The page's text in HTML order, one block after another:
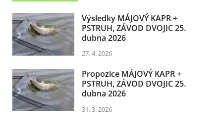
Výsledky MÁJOVÝ KAPR +
PSTRUH, ZÁVOD DVOJIC 25.
dubna 2026
27. 4. 2026
Propozice MÁJOVÝ KAPR +
PSTRUH, ZÁVOD DVOJIC 25.
dubna 2026
31. 3. 2026